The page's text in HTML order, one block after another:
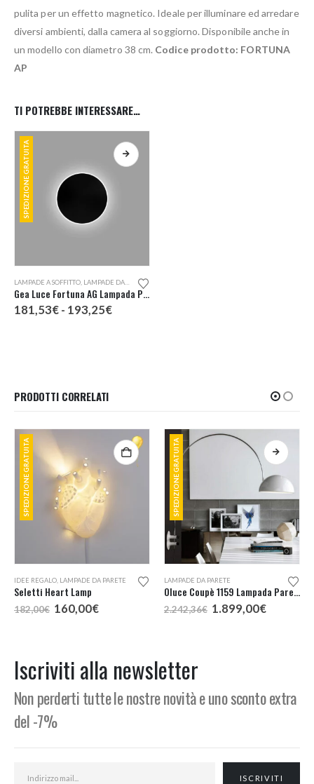
pulita per un effetto magnetico. Ideale per illuminare ed arredare
diversi ambienti, dalla camera al soggiorno. Disponibile anche in
un modello con diametro 38 cm. Codice prodotto: FORTUNA
AP
TI POTREBBE INTERESSARE…
SPEDIZIONE GRATUITA
Questo prodotto ha più varianti. Le opzioni possono essere scelte nella pagina del prodotto
LAMPADE A SOFFITTO LAMPADE DA PARETE
Gea Luce Fortuna AG Lampada Parete o Soffitto
181,53€ - 193,25€Fascia
PRODOTTI CORRELATI
SPEDIZIONE GRATUITA
IDEE REGALO LAMPADE DA PARETE
Seletti Heart Lamp
182,00€ Il
prezzo
160,00€Il
SPEDIZIONE GRATUITA
Questo prodotto ha più varianti. Le opzioni possono essere scelte nella pagina del prodotto
LAMPADE DA PARETE
Oluce Coupè 1159 Lampada Parete
2.242,36€ Il
prezzo
1.899,00€Il
Iscriviti alla newsletter
Non perderti tutte le nostre novità e uno sconto extra
del -7%